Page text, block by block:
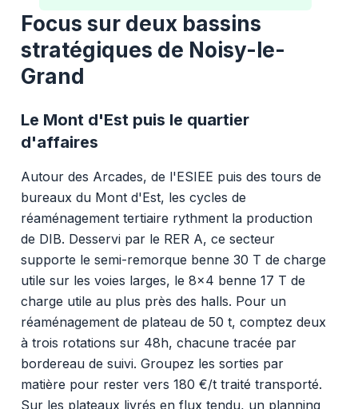
Focus sur deux bassins
stratégiques de Noisy-le-
Grand
Le Mont d'Est puis le quartier
d'affaires
Autour des Arcades, de l'ESIEE puis des tours de
bureaux du Mont d'Est, les cycles de
réaménagement tertiaire rythment la production
de DIB. Desservi par le RER A, ce secteur
supporte le semi-remorque benne 30 T de charge
utile sur les voies larges, le 8x4 benne 17 T de
charge utile au plus près des halls. Pour un
réaménagement de plateau de 50 t, comptez deux
à trois rotations sur 48h, chacune tracée par
bordereau de suivi. Groupez les sorties par
matière pour rester vers 180 €/t traité transporté.
Sur les plateaux livrés en flux tendu, un planning